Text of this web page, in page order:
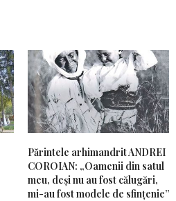
Părintele arhimandrit ANDREI
COROIAN: „Oamenii din satul
meu, deși nu au fost călugări,
mi-au fost modele de sfințenie”